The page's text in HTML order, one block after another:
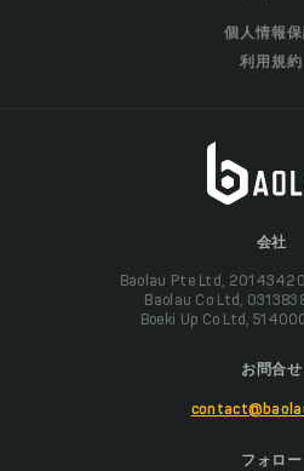
個人情報保
利用規約
会社
Baolau Pte Ltd,
Baolau Co Ltd,
Boeki Up Co Ltd,
お問合せ
フォロー